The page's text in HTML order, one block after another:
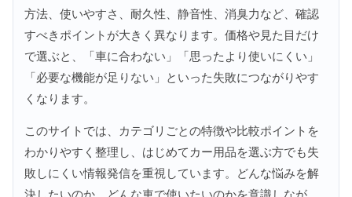
方法、使いやすさ、耐久性、静音性、消臭力など、確認
すべきポイントが大きく異なります。価格や見た目だけ
で選ぶと、「車に合わない」「思ったより使いにくい」
「必要な機能が足りない」といった失敗につながりやす
くなります。
このサイトでは、カテゴリごとの特徴や比較ポイントを
わかりやすく整理し、はじめてカー用品を選ぶ方でも失
敗しにくい情報発信を重視しています。どんな悩みを解
決したいのか、どんな車で使いたいのかを意識しなが